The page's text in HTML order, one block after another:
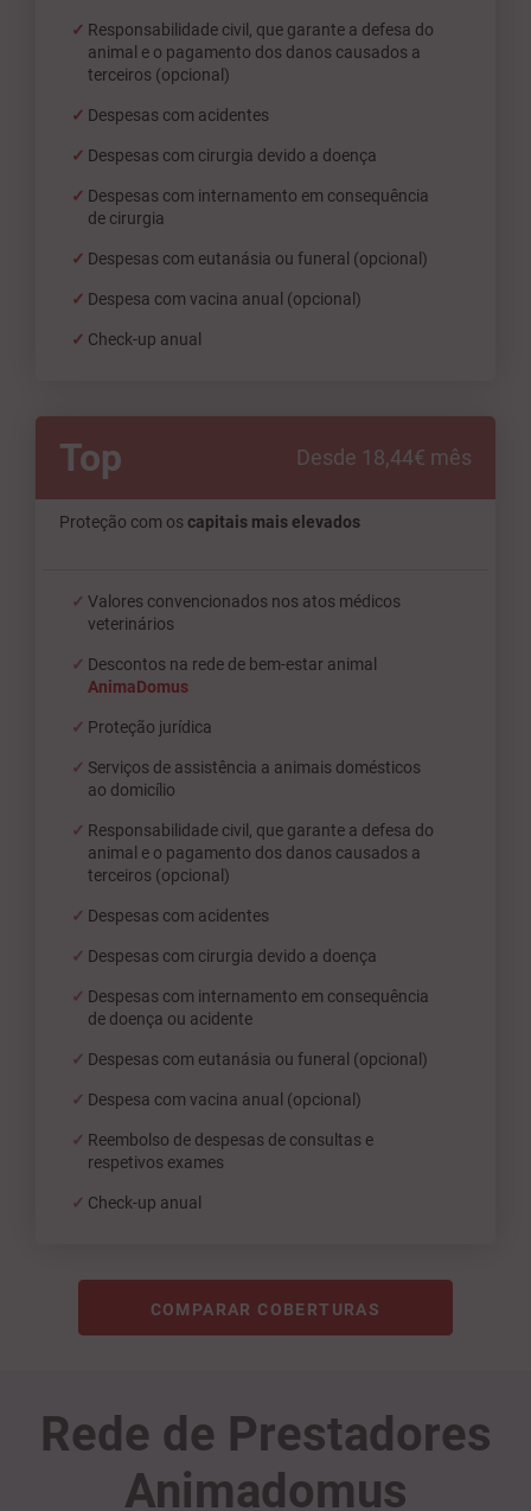
Responsabilidade civil, que garante a defesa do
animal e o pagamento dos danos causados a
terceiros (opcional)
Despesas com acidentes
Despesas com cirurgia devido a doença
Despesas com internamento em consequência
de cirurgia
Despesas com eutanásia ou funeral (opcional)
Despesa com vacina anual (opcional)
Check-up anual
Top Desde 18,44€ mês
Proteção com oscapitais mais elevados
Valores convencionados nos atos médicos
veterinários
Descontos na rede de bem-estar animal
AnimaDomus
Proteção jurídica
Serviços de assistência a animais domésticos
ao domicílio
Responsabilidade civil, que garante a defesa do
animal e o pagamento dos danos causados a
terceiros (opcional)
Despesas com acidentes
Despesas com cirurgia devido a doença
Despesas com internamento em consequência
de doença ou acidente
Despesas com eutanásia ou funeral (opcional)
Despesa com vacina anual (opcional)
Reembolso de despesas de consultas e
respetivos exames
Check-up anual
COMPARAR COBERTURAS
Rede de Prestadores
Animadomus